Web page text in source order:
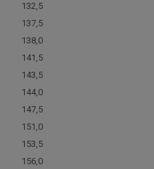
132,5
137,5
138,0
141,5
143,5
144,0
147,5
151,0
153,5
156,0